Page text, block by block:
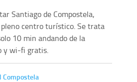
Santiago de Compostela,
centro turístico. Se trata
10 min andando de la
y wi-fi gratis.
Compostela